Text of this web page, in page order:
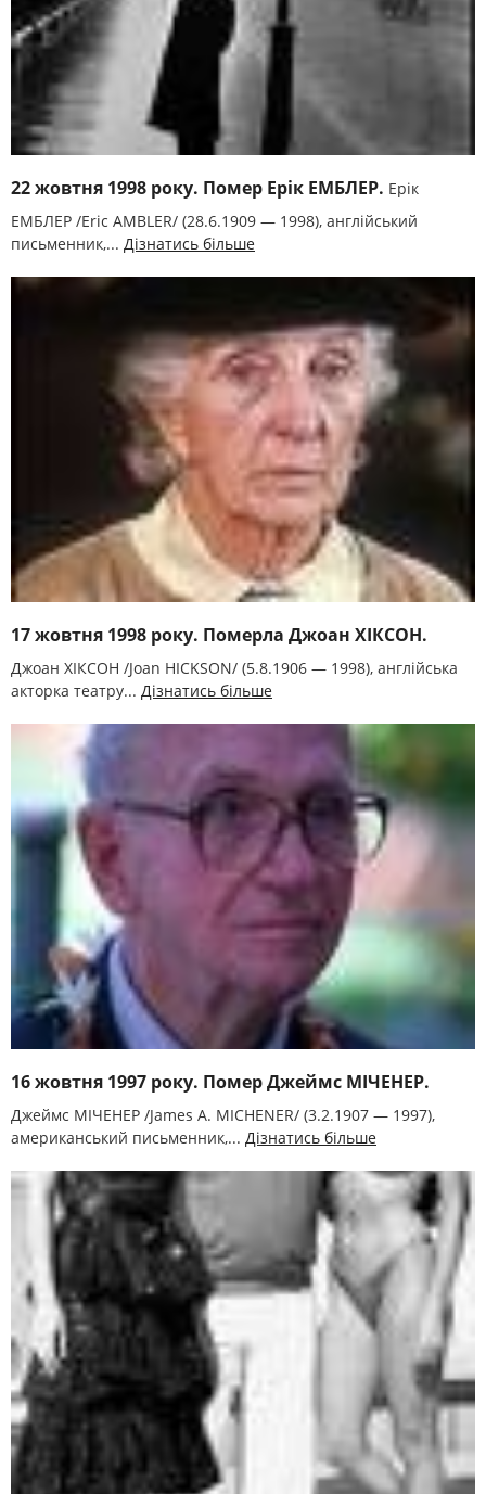
22 жовтня 1998 року. Помер Ерік ЕМБЛЕР. Ерік
ЕМБЛЕР /Eric AMBLER/ (28.6.1909 — 1998), англійський
письменник,... Дізнатись більше
17 жовтня 1998 року. Померла Джоан ХІКСОН.
Джоан ХІКСОН /Joan HICKSON/ (5.8.1906 — 1998), англійська
акторка театру... Дізнатись більше
16 жовтня 1997 року. Помер Джеймс МІЧЕНЕР.
Джеймс МІЧЕНЕР /James A. MICHENER/ (3.2.1907 — 1997),
американський письменник,... Дізнатись більше